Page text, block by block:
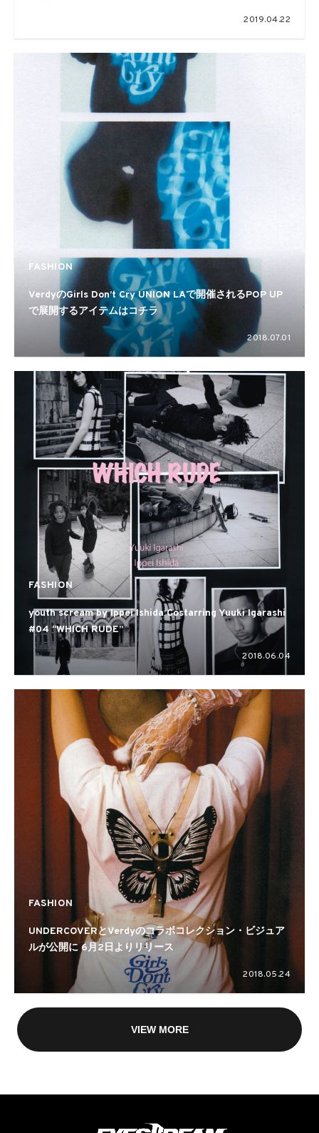
2019.04.22
FASHION
VerdyのGirls Don’t Cry UNION LAで開催されるPOP UP
で展開するアイテムはコチラ
2018.07.01
FASHION
youth scream by Ippei Ishida Costarring Yuuki Igarashi
#04 “WHICH RUDE”
2018.06.04
FASHION
UNDERCOVERとVerdyのコラボコレクション・ビジュア
ルが公開に 6月2日よりリリース
2018.05.24
VIEW MORE